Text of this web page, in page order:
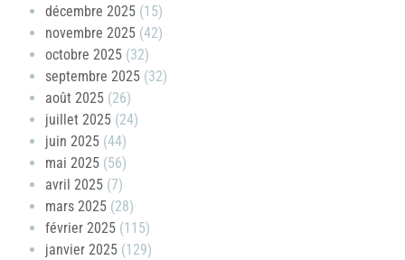
décembre 2025 (15)
novembre 2025 (42)
octobre 2025 (32)
septembre 2025 (32)
août 2025 (26)
juillet 2025 (24)
juin 2025 (44)
mai 2025 (56)
avril 2025 (7)
mars 2025 (28)
février 2025 (115)
janvier 2025 (129)